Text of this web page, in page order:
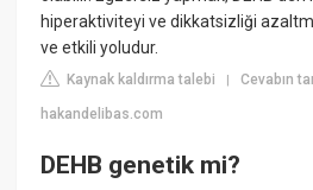
hiperaktiviteyi ve dikkatsizliği
ve etkili yoludur.
Kaynak kaldırma talebi |Cevabın
hakandelibas.com
DEHB genetik mi?